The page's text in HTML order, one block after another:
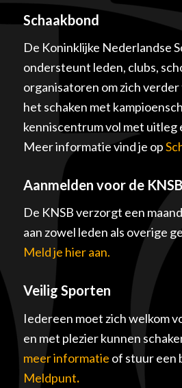
Schaakbond
De Koninklijke Nederlandse
ondersteunt leden, clubs,
organisatoren om zich
het schaken met
kenniscentrum vol met uitleg
Meer informatie vind je op
Aanmelden voor de
De KNSB verzorgt een
aan zowel leden als overige
Meld je hier aan.
Veilig Sporten
Iedereen moet zich welkom
en met plezier kunnen
meer informatie of stuur een
Meldpunt.